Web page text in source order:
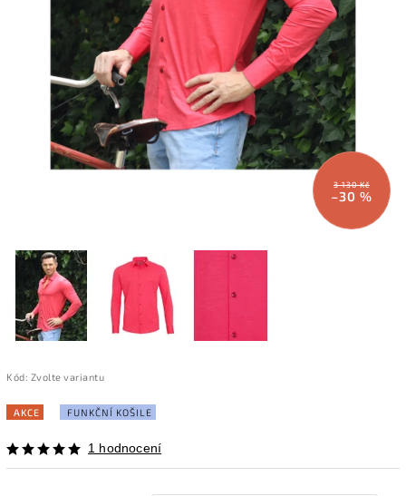
3 130 Kč
–30 %
Kód: Zvolte variantu
AKCE FUNKČNÍ KOŠILE
1 hodnocení